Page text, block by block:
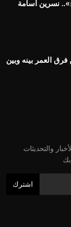
نسرين أسامة
العمر بينه وبين
والتحديثات
اشترك